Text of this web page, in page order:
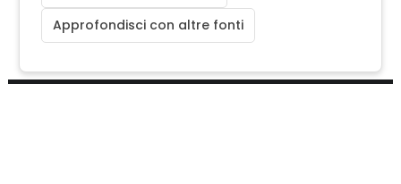
Approfondisci con altre fonti